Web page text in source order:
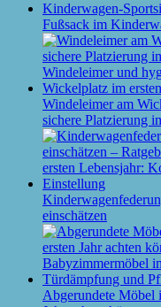
Fußsack im
Windeleimer am
sichere Platzierung
einschätzen
Abgerundete Möbel